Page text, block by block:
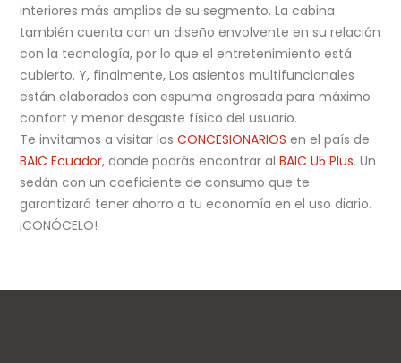
interiores más amplios de su segmento. La cabina
también cuenta con un diseño envolvente en su relación
con la tecnología, por lo que el entretenimiento está
cubierto. Y, finalmente, Los asientos multifuncionales
están elaborados con espuma engrosada para máximo
confort y menor desgaste físico del usuario.
Te invitamos a visitar losCONCESIONARIOS en el país de
BAIC Ecuador, donde podrás encontrar alBAIC U5 Plus. Un
sedán con un coeficiente de consumo que te
garantizará tener ahorro a tu economía en el uso diario.
¡CONÓCELO!